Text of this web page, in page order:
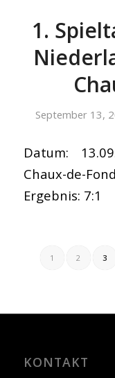
1.
September 13,
Datum:
Chaux-de-
Ergebnis: 7:1
1 2 3
KONTAKT